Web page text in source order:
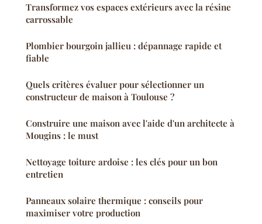
Transformez vos espaces extérieurs avec la résine
carrossable
Plombier bourgoin jallieu : dépannage rapide et
fiable
Quels critères évaluer pour sélectionner un
constructeur de maison à Toulouse ?
Construire une maison avec l'aide d'un architecte à
Mougins : le must
Nettoyage toiture ardoise : les clés pour un bon
entretien
Panneaux solaire thermique : conseils pour
maximiser votre production